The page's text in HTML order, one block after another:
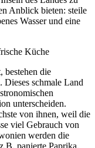
Anblick bieten: steile
Wasser und eine
Küche
bestehen die
schmale Land
unterscheiden.
von ihnen, weil die
viel Gebrauch von
werden die
panierte Paprika,